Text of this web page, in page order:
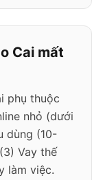
Cai mất
phụ thuộc
nhỏ (dưới
dùng (10-
Vay thế
làm việc.